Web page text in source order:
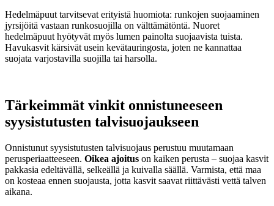
Hedelmäpuut tarvitsevat erityistä huomiota: runkojen suojaaminen
jyrsijöitä vastaan runkosuojilla on välttämätöntä. Nuoret
hedelmäpuut hyötyvät myös lumen painolta suojaavista tuista.
Havukasvit kärsivät usein kevätauringosta, joten ne kannattaa
suojata varjostavilla suojilla tai harsolla.
Tärkeimmät vinkit onnistuneeseen
syysistutusten talvisuojaukseen
Onnistunut syysistutusten talvisuojaus perustuu muutamaan
perusperiaatteeseen. Oikea ajoitus on kaiken perusta – suojaa kasvit
pakkasia edeltävällä, selkeällä ja kuivalla säällä. Varmista, että maa
on kosteaa ennen suojausta, jotta kasvit saavat riittävästi vettä talven
aikana.